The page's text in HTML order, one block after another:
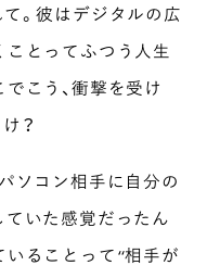
。彼はデジタルの広
ことってふつう人生
こう、衝撃を受け
？
ソコン相手に自分の
いた感覚だったん
いることって“相手が